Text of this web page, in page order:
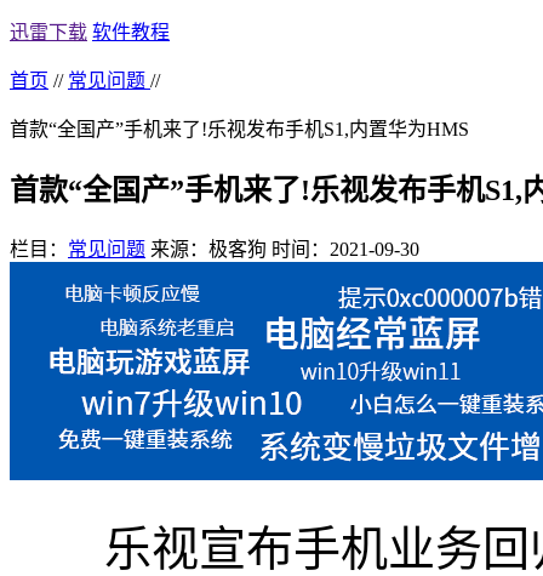
迅雷下载 软件教程
首页 // 常见问题 //
首款“全国产”手机来了!乐视发布手机S1,内置华为HMS
首款“全国产”手机来了!乐视发布手机S1,
栏目： 常见问题 来源：极客狗 时间：2021-09-30
乐视宣布手机业务回